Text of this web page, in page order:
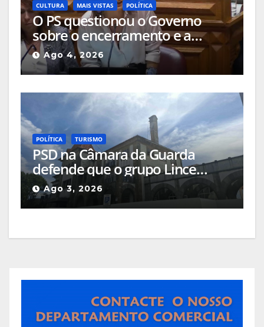
CULTURA MAIS VISTAS POLÍTICA
O PS questionou o Governo
sobre o encerramento e a
alteração de uso das salas de
cinema da Guarda
Ago 4, 2026
POLÍTICA TURISMO
PSD na Câmara da Guarda
defende que o grupo Lince
deveria apresentar, na cidade, o
projeto que pretende
implementar no Hotel Turismo
Ago 3, 2026